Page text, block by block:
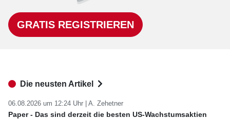
GRATIS REGISTRIEREN
Die neusten Artikel
06.08.2026 um 12:24 Uhr | A. Zehetner
Paper - Das sind derzeit die besten US-Wachstumsaktien